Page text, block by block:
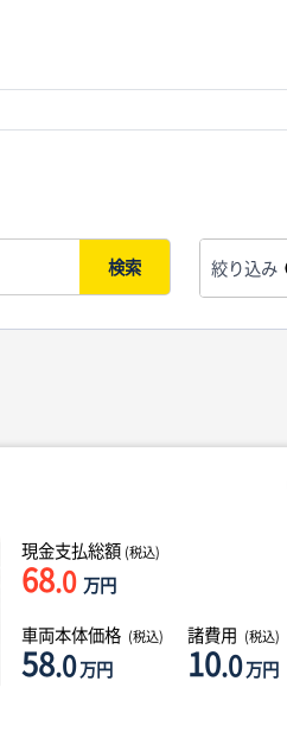
検索 絞り込み
現金支払総額 (税込)
68.0 万円
車両本体価格 (税込)
58.0万円
諸費用 (税込)
10.0万円